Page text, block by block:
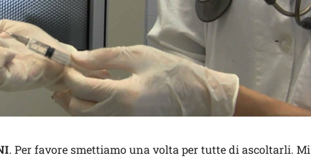
. Per favore smettiamo una volta per tutte di ascoltarli. Mi